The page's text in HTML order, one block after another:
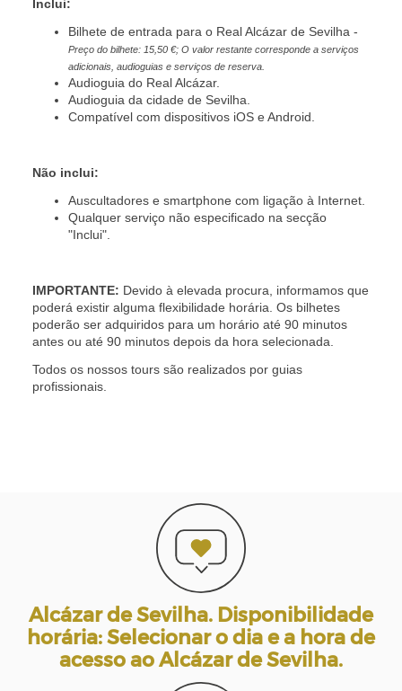
Inclui:
Bilhete de entrada para o Real Alcázar de Sevilha -
Preço do bilhete: 15,50 €; O valor restante corresponde a serviços
adicionais, audioguias e serviços de reserva.
Audioguia do Real Alcázar.
Audioguia da cidade de Sevilha.
Compatível com dispositivos iOS e Android.
Não inclui:
Auscultadores e smartphone com ligação à Internet.
Qualquer serviço não especificado na secção
"Inclui".
IMPORTANTE: Devido à elevada procura, informamos que
poderá existir alguma flexibilidade horária. Os bilhetes
poderão ser adquiridos para um horário até 90 minutos
antes ou até 90 minutos depois da hora selecionada.
Todos os nossos tours são realizados por guias
profissionais.
Alcázar de Sevilha. Disponibilidade
horária: Selecionar o dia e a hora de
acesso ao Alcázar de Sevilha.